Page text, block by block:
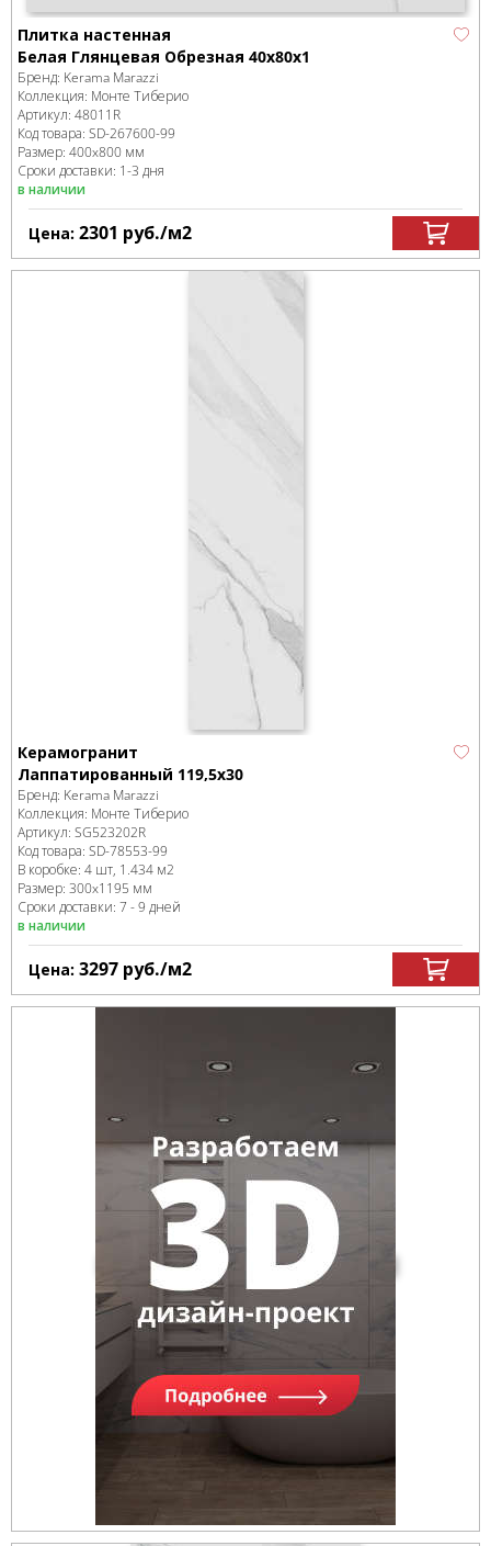
Плитка настенная
Белая Глянцевая Обрезная 40x80x1
Бренд: Kerama Marazzi
Коллекция: Монте Тиберио
Артикул: 48011R
Код товара: SD-267600-99
Размер: 400x800 мм
Сроки доставки: 1-3 дня
в наличии
Цена: 2301 руб./м2
Керамогранит
Лаппатированный 119,5х30
Бренд: Kerama Marazzi
Коллекция: Монте Тиберио
Артикул: SG523202R
Код товара: SD-78553-99
В коробке: 4 шт, 1.434 м2
Размер: 300x1195 мм
Сроки доставки: 7 - 9 дней
в наличии
Цена: 3297 руб./м2